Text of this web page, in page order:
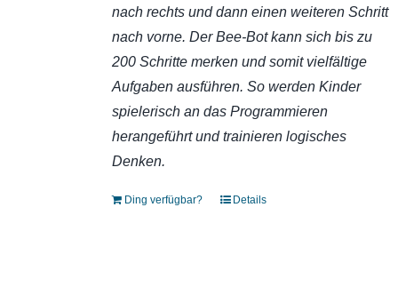
nach rechts und dann einen weiteren Schritt
nach vorne. Der Bee-Bot kann sich bis zu
200 Schritte merken und somit vielfältige
Aufgaben ausführen. So werden Kinder
spielerisch an das Programmieren
herangeführt und trainieren logisches
Denken.
Ding verfügbar? Details